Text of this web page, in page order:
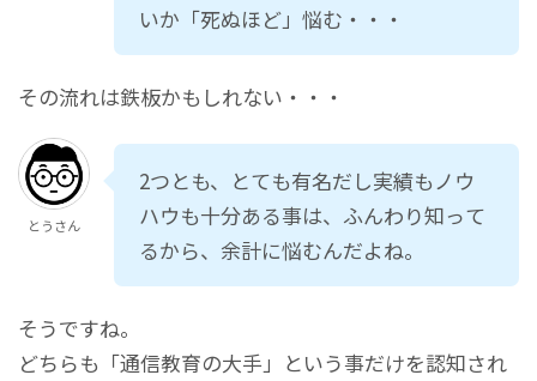
いか「死ぬほど」悩む・・・
その流れは鉄板かもしれない・・・
とうさん
2つとも、とても有名だし実績もノウ
ハウも十分ある事は、ふんわり知って
るから、余計に悩むんだよね。
そうですね。
どちらも「通信教育の大手」という事だけを認知され